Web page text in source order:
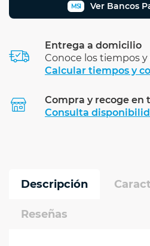
MSI Ver Bancos
Entrega a domicilio
Conoce los tiempos
Calcular tiempos y
Compra y recoge en
Consulta
Descripción
Reseñas